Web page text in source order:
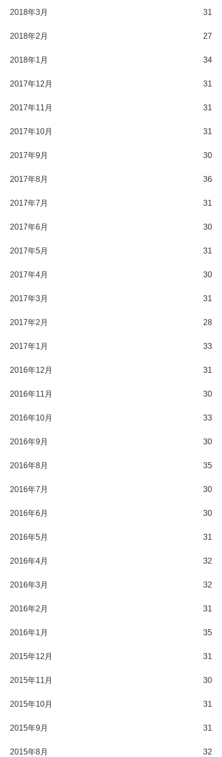
2018年3月 31
2018年2月 27
2018年1月 34
2017年12月 31
2017年11月 31
2017年10月 31
2017年9月 30
2017年8月 36
2017年7月 31
2017年6月 30
2017年5月 31
2017年4月 30
2017年3月 31
2017年2月 28
2017年1月 33
2016年12月 31
2016年11月 30
2016年10月 33
2016年9月 30
2016年8月 35
2016年7月 30
2016年6月 30
2016年5月 31
2016年4月 32
2016年3月 32
2016年2月 31
2016年1月 35
2015年12月 31
2015年11月 30
2015年10月 31
2015年9月 31
2015年8月 32